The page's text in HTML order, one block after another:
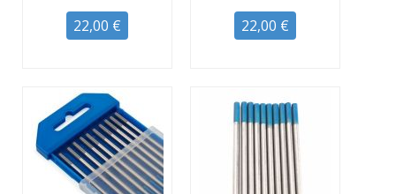
22,00 € 22,00 €